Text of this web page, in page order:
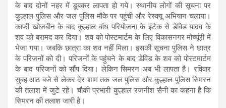
के बाद दोनों नहर में डूबकर लापता हो गये। स्थानीय लोगों की सूचना पर
कुल्हाल पुलिस और जल पुलिस मौके पर पहुंची और रेस्क्यू अभियान चलाया।
काफी खोजबीन के बाद कुल्हाल बांध परियोजना के इंटैक से डेविड यादव के
शव को बरामद कर दिया। शव को पोस्टमार्टम के लिए विकासनगर मोर्च्यूरी में
भेजा गया। जबकि छात्रा का शव नहीं मिला। इसकी सूचना पुलिस ने छात्र
के परिजनों को दी। परिजनों के पहुंचने के बाद डेविड के शव को पोस्टमार्टम
के बाद परिजनों को सौंप दिया। लेकिन सिमरन अब भी लापता है। रविवार
सुबह आठ बजे से लेकर देर शाम तक जल पुलिस और कुल्हाल पुलिस सिमरन
की तलाश में जुटे रहे। चौकी प्रभारी कुल्हाल रजनीश सैनी का कहना है कि
सिमरन की तलाश जारी है।